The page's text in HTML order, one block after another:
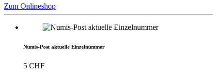
Zum Onlineshop
Numis-Post aktuelle Einzelnummer
5 CHF